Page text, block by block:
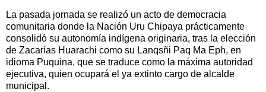
La pasada jornada se realizó un acto de democracia
comunitaria donde la Nación Uru Chipaya prácticamente
consolidó su autonomía indígena originaria, tras la elección
de Zacarías Huarachi como su Lanqsñi Paq Ma Eph, en
idioma Puquina, que se traduce como la máxima autoridad
ejecutiva, quien ocupará el ya extinto cargo de alcalde
municipal.